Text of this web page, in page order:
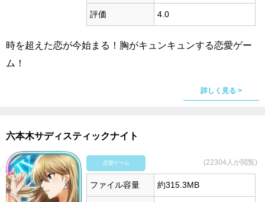
評価 4.0
時を超えた恋が今始まる！胸がキュンキュンする恋愛ゲー
ム！
詳しく見る >
六本木サディスティックナイト
恋愛ゲーム (22304人が閲覧)
ファイル容量 約315.3MB